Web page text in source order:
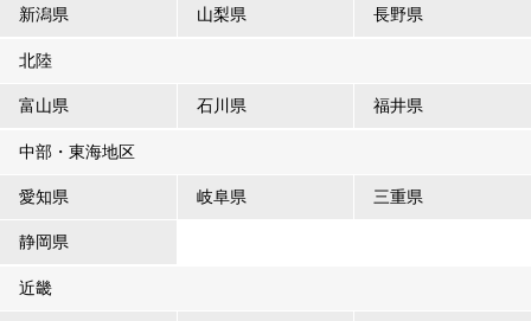
新潟県 山梨県 長野県
北陸
富山県 石川県 福井県
中部・東海地区
愛知県 岐阜県 三重県
静岡県
近畿